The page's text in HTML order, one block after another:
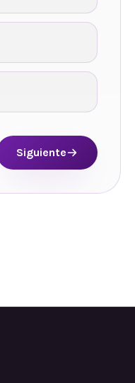
Siguiente